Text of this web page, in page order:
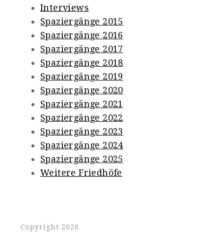
Interviews
Spaziergänge 2015
Spaziergänge 2016
Spaziergänge 2017
Spaziergänge 2018
Spaziergänge 2019
Spaziergänge 2020
Spaziergänge 2021
Spaziergänge 2022
Spaziergänge 2023
Spaziergänge 2024
Spaziergänge 2025
Weitere Friedhöfe
Copyright 2026